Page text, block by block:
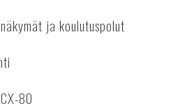
ja koulutuspolut
80